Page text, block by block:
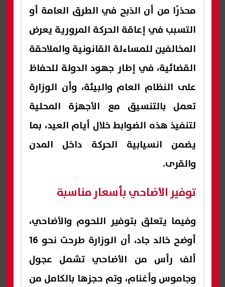
محذرًا من أن الذبح في الطرق العامة أو
التسبب في إعاقة الحركة المرورية يعرض
المخالفين للمساءلة القانونية والملاحقة
القضائية، في إطار جهود الدولة للحفاظ
على النظام العام والبيئة، وأن الوزارة
تعمل بالتنسيق مع الأجهزة المحلية
لتنفيذ هذه الضوابط خلال أيام العيد، بما
يضمن انسيابية الحركة داخل المدن
والقرى.
توفير الأضاحي بأسعار مناسبة
وفيما يتعلق بتوفير اللحوم والأضاحي،
أوضح خالد جاد، أن الوزارة طرحت نحو 16
ألف رأس من الأضاحي تشمل عجول
وجاموس وأغنام، وتم حجزها بالكامل من